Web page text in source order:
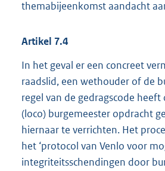
themabijeenkomst aandacht
Artikel 7.4
In het geval er een concreet
raadslid, een wethouder of de
regel van de gedragscode
(loco) burgemeester opdracht
hiernaar te verrichten. Het
het ‘protocol van Venlo voor
integriteitsschendingen door